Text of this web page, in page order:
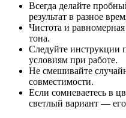
Всегда делайте
результат в разное
Чистота и
тона.
Следуйте инструкции
условиям при работе.
Не смешивайте
совместимости.
Если сомневаетесь в
светлый вариант —